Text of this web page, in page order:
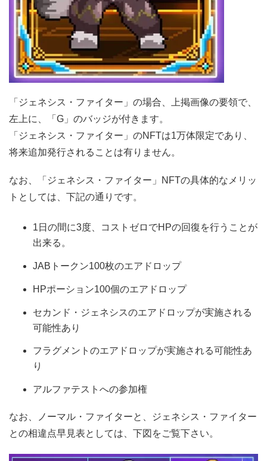
「ジェネシス・ファイター」の場合、上掲画像の要領で、
左上に、「G」のバッジが付きます。
「ジェネシス・ファイター」のNFTは1万体限定であり、
将来追加発行されることは有りません。
なお、「ジェネシス・ファイター」NFTの具体的なメリッ
トとしては、下記の通りです。
1日の間に3度、コストゼロでHPの回復を行うことが
出来る。
JABトークン100枚のエアドロップ
HPポーション100個のエアドロップ
セカンド・ジェネシスのエアドロップが実施される
可能性あり
フラグメントのエアドロップが実施される可能性あ
り
アルファテストへの参加権
なお、ノーマル・ファイターと、ジェネシス・ファイター
との相違点早見表としては、下図をご覧下さい。